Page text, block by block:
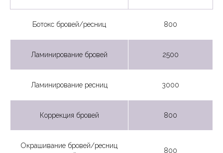
Ботокс бровей/ресниц 800
Ламинирование бровей 2500
Ламинирование ресниц 3000
Коррекция бровей 800
Окрашивание бровей/ресниц
800